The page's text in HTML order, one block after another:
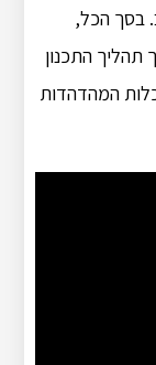
בסך הכל,
תהליך התכנון
המהדהדות